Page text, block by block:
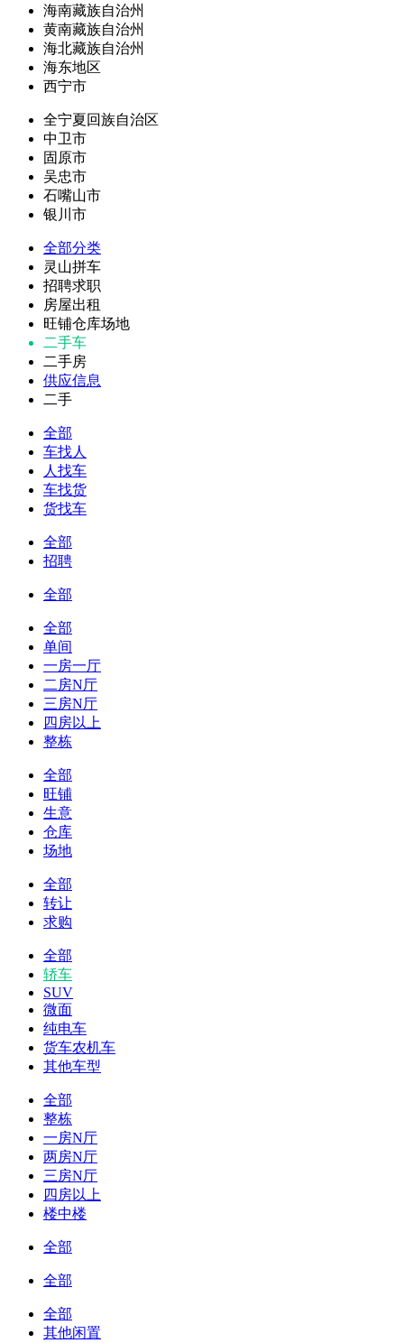
海南藏族自治州
黄南藏族自治州
海北藏族自治州
海东地区
西宁市
全宁夏回族自治区
中卫市
固原市
吴忠市
石嘴山市
银川市
全部分类
灵山拼车
招聘求职
房屋出租
旺铺仓库场地
二手车
二手房
供应信息
二手
全部
车找人
人找车
车找货
货找车
全部
招聘
全部
全部
单间
一房一厅
二房N厅
三房N厅
四房以上
整栋
全部
旺铺
生意
仓库
场地
全部
转让
求购
全部
轿车
SUV
微面
纯电车
货车农机车
其他车型
全部
整栋
一房N厅
两房N厅
三房N厅
四房以上
楼中楼
全部
全部
全部
其他闲置